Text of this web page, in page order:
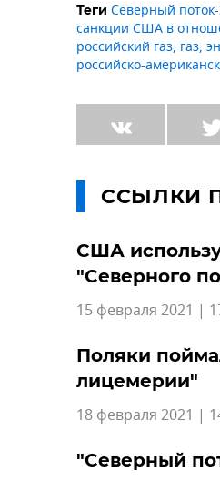
Теги Северный
санкции США в
российский газ, газ,
российско-
ССЫЛКИ
США
"Северного
15 февраля 2021 |
Поляки
лицемерии"
18 февраля 2021 |
"Северный